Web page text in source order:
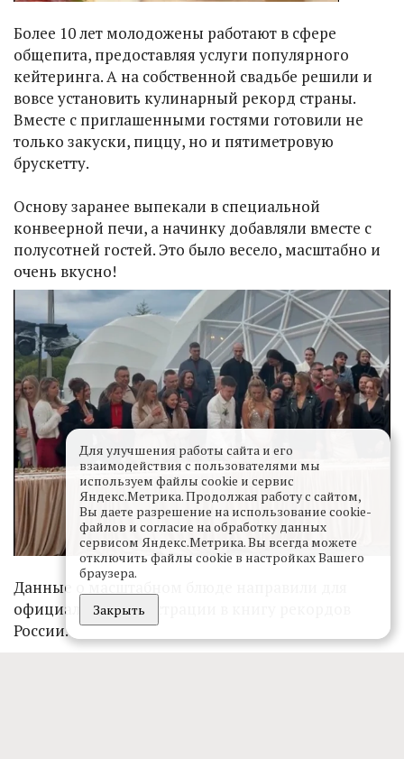
Более 10 лет молодожены работают в сфере
общепита, предоставляя услуги популярного
кейтеринга. А на собственной свадьбе решили и
вовсе установить кулинарный рекорд страны.
Вместе с приглашенными гостями готовили не
только закуски, пиццу, но и пятиметровую
брускетту.
Основу заранее выпекали в специальной
конвеерной печи, а начинку добавляли вместе с
полусотней гостей. Это было весело, масштабно и
очень вкусно!
Данные о масштабном блюде направили для
официальной регистрации в книгу рекордов
России.
Для улучшения работы сайта и его
взаимодействия с пользователями мы
используем файлы cookie и сервис
Яндекс.Метрика. Продолжая работу с сайтом,
Вы даете разрешение на использование cookie-
файлов и согласие на обработку данных
сервисом Яндекс.Метрика. Вы всегда можете
отключить файлы cookie в настройках Вашего
браузера.
Закрыть